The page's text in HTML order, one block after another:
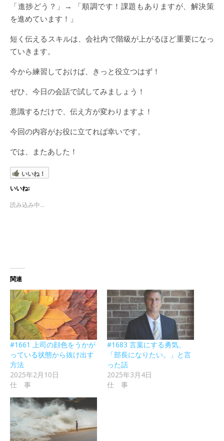
「進捗どう？」→ 「順調です！課題もありますが、解決策
を進めています！」
短く伝えるスキルは、会社内で階級が上がるほど重要になっ
ていきます。
今から練習しておけば、きっと役立つはず！
ぜひ、今日の会話で試してみましょう！
意識するだけで、伝え方が変わりますよ！
今回の内容がお役に立てれば幸いです。
では、またあした！
いいね！
いいね:
読み込み中...
関連
#1661 上司の顔色をうかが
っている状態から抜け出す
方法
2025年2月10日
仕 事
#1683 言葉にする勇気、
「部長になりたい。」と言
った話
2025年3月4日
仕 事